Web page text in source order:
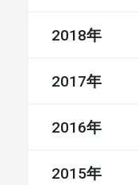
2018年
2017年
2016年
2015年